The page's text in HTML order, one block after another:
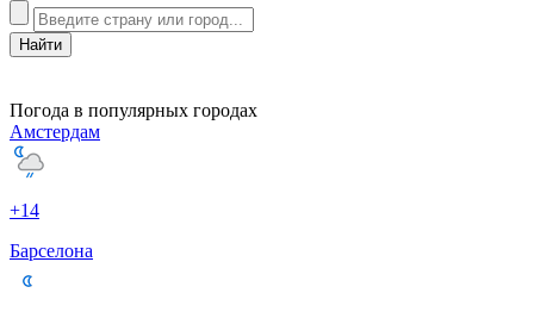
Погода в популярных городах
Амстердам
+14
Барселона